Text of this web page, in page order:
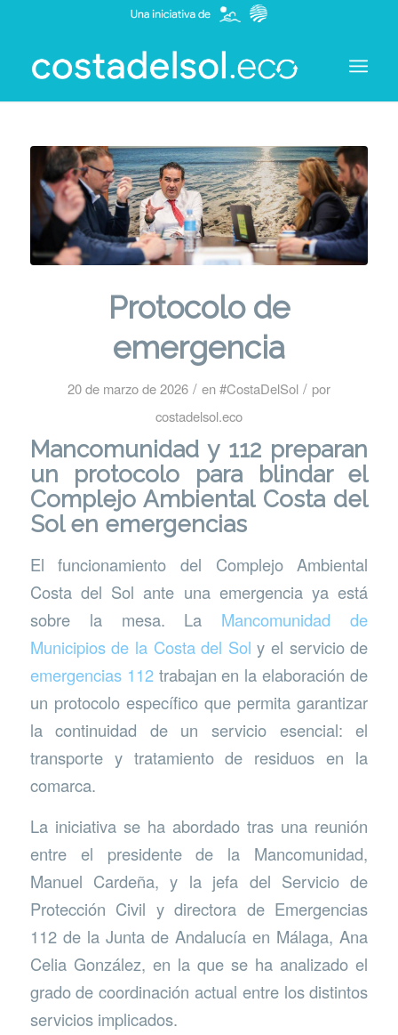
Protocolo de
emergencia
20 de marzo de 2026 / en#CostaDelSol / por
costadelsol.eco
Mancomunidad y 112 preparan
un protocolo para blindar el
Complejo Ambiental Costa del
Sol en emergencias
El funcionamiento del Complejo Ambiental
Costa del Sol ante una emergencia ya está
sobre la mesa. La Mancomunidad de
Municipios de la Costa del Soly el servicio de
emergencias112trabajan en la elaboración de
un protocolo específico que permita garantizar
la continuidad de un servicio esencial: el
transporte y tratamiento de residuos en la
comarca.
La iniciativa se ha abordado tras una reunión
entre el presidente de la Mancomunidad,
Manuel Cardeña, y la jefa del Servicio de
Protección Civil y directora de Emergencias
112 de la Junta de Andalucía en Málaga, Ana
Celia González, en la que se ha analizado el
grado de coordinación actual entre los distintos
servicios implicados.